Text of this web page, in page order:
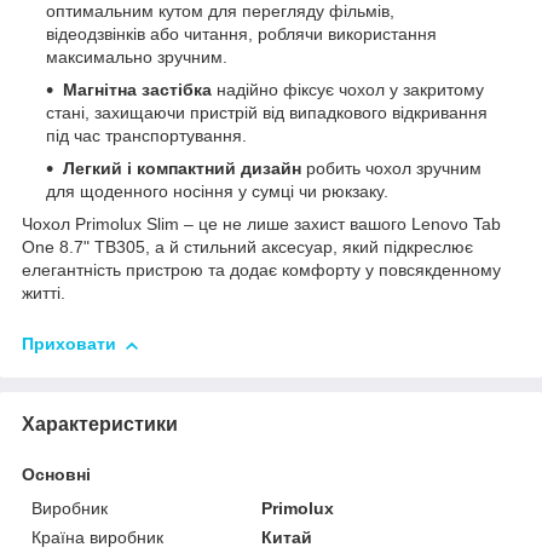
оптимальним кутом для перегляду фільмів,
відеодзвінків або читання, роблячи використання
максимально зручним.
Магнітна застібка надійно фіксує чохол у закритому
стані, захищаючи пристрій від випадкового відкривання
під час транспортування.
Легкий і компактний дизайн робить чохол зручним
для щоденного носіння у сумці чи рюкзаку.
Чохол Primolux Slim – це не лише захист вашого Lenovo Tab
One 8.7" TB305, а й стильний аксесуар, який підкреслює
елегантність пристрою та додає комфорту у повсякденному
житті.
Приховати
Характеристики
Основні
Виробник
Primolux
Країна виробник
Китай